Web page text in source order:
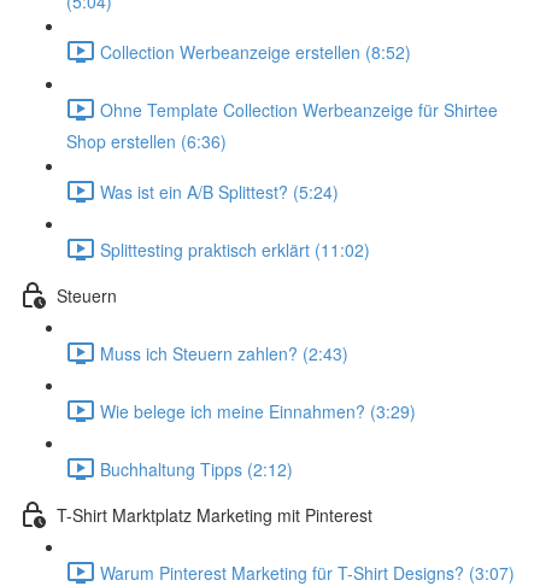
Collection Werbeanzeige erstellen (8:52)
Ohne Template Collection Werbeanzeige für Shirtee
Shop erstellen (6:36)
Was ist ein A/B Splittest? (5:24)
Splittesting praktisch erklärt (11:02)
Steuern
Muss ich Steuern zahlen? (2:43)
Wie belege ich meine Einnahmen? (3:29)
Buchhaltung Tipps (2:12)
T-Shirt Marktplatz Marketing mit Pinterest
Warum Pinterest Marketing für T-Shirt Designs? (3:07)